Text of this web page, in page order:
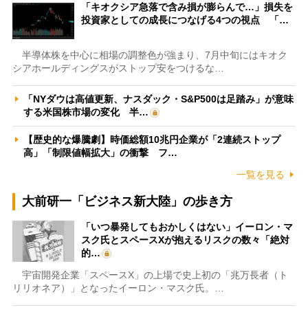
「キオクシア急落で含み損が膨らんで…」損失を
投資家としての成長につなげる4つの視点 「…
半導体株を中心に相場の調整色が強まり、7月中旬にはキオク
シアホールディングスがストップ安をつけるな…
「NYダウは高値更新、ナスダック・S&P500は足踏み」が意味
する米国株市場の変化 半…
【歴史的な爆騰劇】時価総額10兆円企業が「2連続ストップ
高」「制限値幅拡大」の衝撃 フ…
一覧を見る
大前研一「ビジネス新大陸」の歩き方
「いつ暴発してもおかしくはない」イーロン・マ
スク氏とスペースXが抱えるリスクの数々「絶対
的…
宇宙開発企業「スペースX」の上場で史上初の「兆万長者（ト
リリオネア）」となったイーロン・マスク氏。…